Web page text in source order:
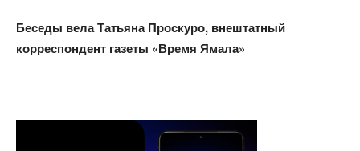
Беседы вела Татьяна Проскуро, внештатный
корреспондент газеты «Время Ямала»